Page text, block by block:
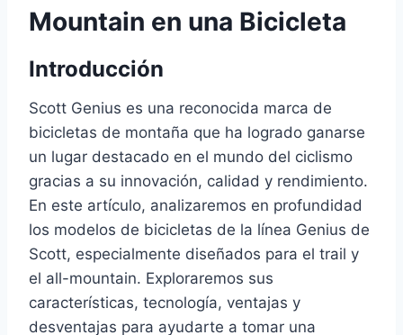
Mountain en una Bicicleta
Introducción
Scott Genius es una reconocida marca de
bicicletas de montaña que ha logrado ganarse
un lugar destacado en el mundo del ciclismo
gracias a su innovación, calidad y rendimiento.
En este artículo, analizaremos en profundidad
los modelos de bicicletas de la línea Genius de
Scott, especialmente diseñados para el trail y
el all-mountain. Exploraremos sus
características, tecnología, ventajas y
desventajas para ayudarte a tomar una